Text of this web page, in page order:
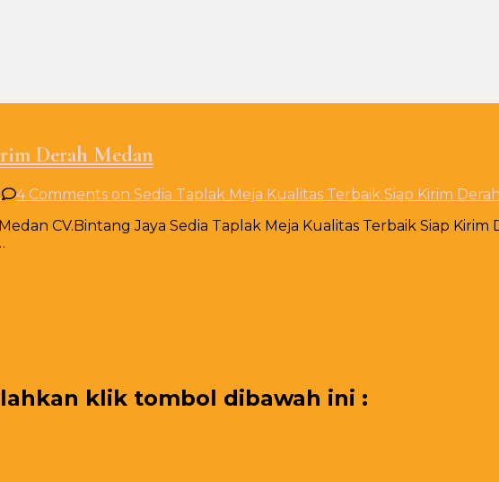
Derah Medan
4 Comments on Sedia Taplak Meja Kualitas Terbaik Siap Kirim
CV.Bintang Jaya Sedia Taplak Meja Kualitas Terbaik Siap
klik tombol dibawah ini :